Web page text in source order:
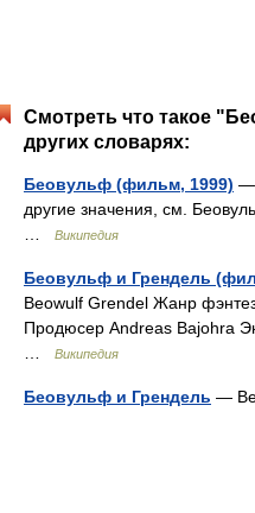
Смотреть что такое
других словарях:
Беовульф (фильм, 1999) —
другие значения, см.
Википедия
Беовульф и Грендель
Beowulf Grendel Жанр
Продюсер Andreas Bajohra
Википедия
Беовульф и Грендель —